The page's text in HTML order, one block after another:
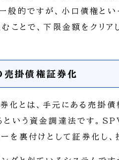
般的ですが、小口債権と
ことで、下限金額をクリア
売掛債権証券化
化とは、手元にある売掛
という資金調達法です。
ーを裏付けとして証券化し